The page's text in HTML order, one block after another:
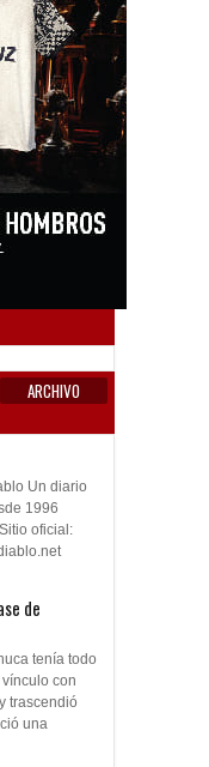
ARCHIVO
Un diario
1996
oficial:
de
tenía todo
con
trascendió
una